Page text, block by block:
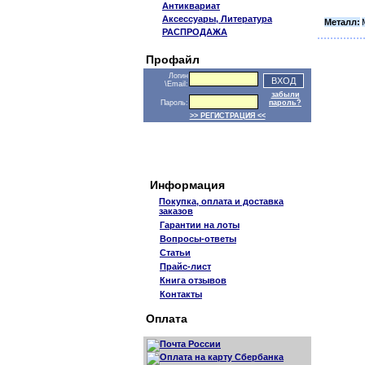
Антиквариат
Аксессуары, Литература
РАСПРОДАЖА
Профайл
Логин
\Email:
Пароль:
забыли
пароль?
>> РЕГИСТРАЦИЯ <<
Информация
Покупка, оплата и доставка
заказов
Гарантии на лоты
Вопросы-ответы
Статьи
Прайс-лист
Книга отзывов
Контакты
Оплата
Металл: